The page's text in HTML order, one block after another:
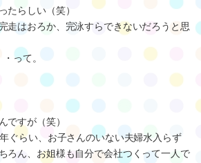
たらしい（笑）
走はおろか、完泳すらできないだろうと思
って。
ですが（笑）
ぐらい、お子さんのいない夫婦水入らず
ろん、お姐様も自分で会社つくって一人で